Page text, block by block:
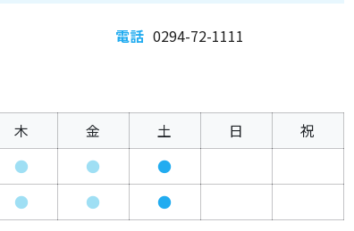
電話 0294-72-1111
木 金 土 日 祝
● ● ●
● ● ●